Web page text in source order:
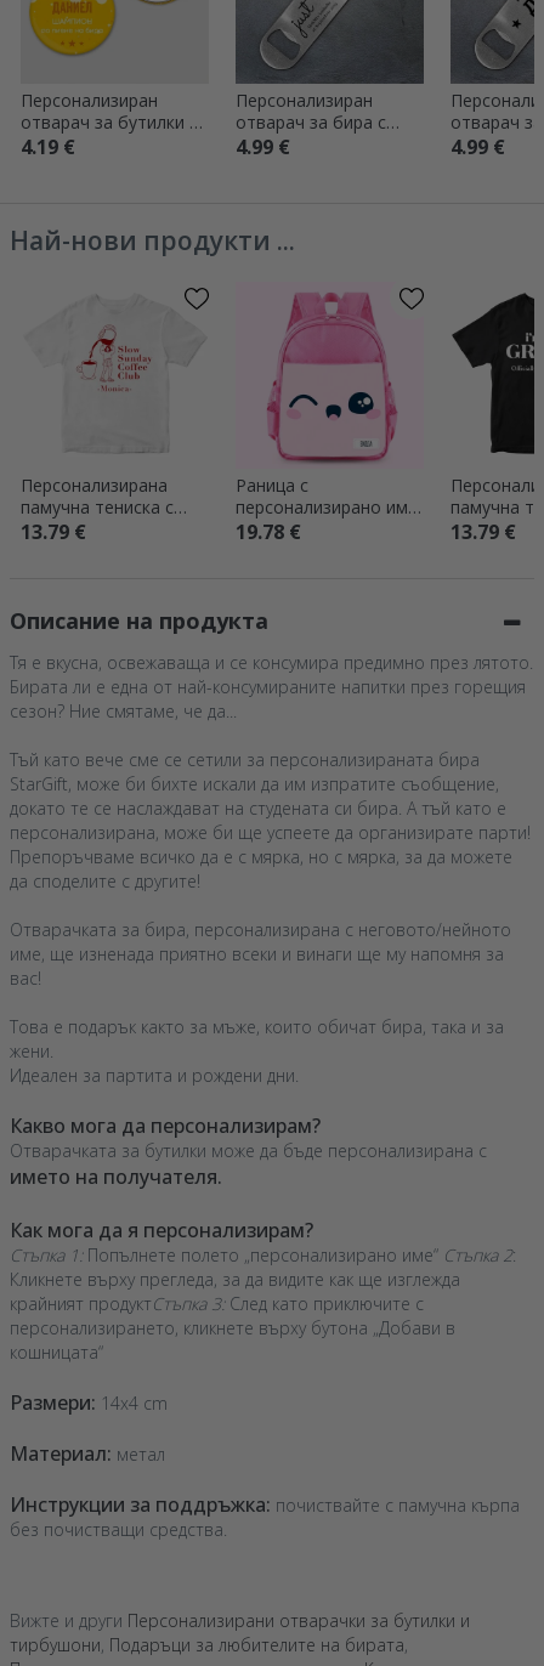
Персонализиран
отварач за бутилки с
текст - Шампион
4.19 €
Персонализиран
отварач за бира с
надпис - Just Married
4.99 €
отварач
послание -
4.99 €
Най-нови продукти ...
Персонализирана
памучна тениска с
надпис – Coffee
13.79 €
Раница с
персонализирано име
- Cute
19.78 €
памучна
надпис –
13.79 €
Описание на продукта
Тя е вкусна, освежаваща и се консумира предимно през лятото.
Бирата ли е една от най-консумираните напитки през горещия
сезон? Ние смятаме, че да...
Тъй като вече сме се сетили за персонализираната бира
StarGift, може би бихте искали да им изпратите съобщение,
докато те се наслаждават на студената си бира. А тъй като е
персонализирана, може би ще успеете да организирате парти!
Препоръчваме всичко да е с мярка, но с мярка, за да можете
да споделите с другите!
Отварачката за бира, персонализирана с неговото/нейното
име, ще изненада приятно всеки и винаги ще му напомня за
вас!
Това е подарък както за мъже, които обичат бира, така и за
жени.
Идеален за партита и рождени дни.
Какво мога да персонализирам?
Отварачката за бутилки може да бъде персонализирана с
името на получателя.
Как мога да я персонализирам?
Стъпка 1: Попълнете полето „персонализирано име“ Стъпка 2:
Кликнете върху прегледа, за да видите как ще изглежда
крайният продуктСтъпка 3:След като приключите с
персонализирането, кликнете върху бутона „Добави в
кошницата“
Размери: 14x4 cm
Материал: метал
Инструкции за поддръжка: почиствайте с памучна кърпа
без почистващи средства.
Вижте и други Персонализирани отварачки за бутилки и
тирбушони, Подаръци за любителите на бирата,